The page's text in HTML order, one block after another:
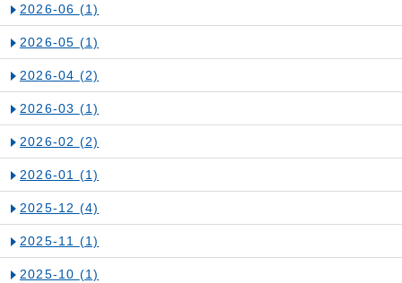
2026-06 (1)
2026-05 (1)
2026-04 (2)
2026-03 (1)
2026-02 (2)
2026-01 (1)
2025-12 (4)
2025-11 (1)
2025-10 (1)